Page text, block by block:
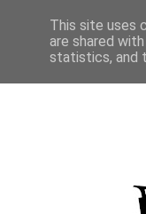
This site uses
are shared
statistics, and